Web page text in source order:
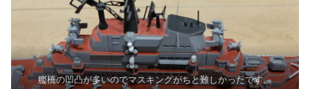
艦橋の凹凸が多いのでマスキングがちと難しかったです。